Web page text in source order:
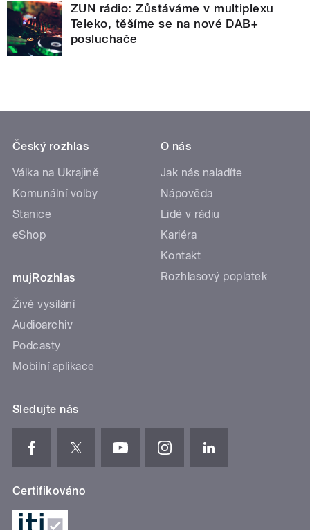
ZUN rádio: Zůstáváme v multiplexu
Teleko, těšíme se na nové DAB+
posluchače
Český rozhlas
Válka na Ukrajině
Komunální volby
Stanice
eShop
mujRozhlas
Živé vysílání
Audioarchiv
Podcasty
Mobilní aplikace
O nás
Jak nás naladíte
Nápověda
Lidé v rádiu
Kariéra
Kontakt
Rozhlasový poplatek
Sledujte nás
Certifikováno